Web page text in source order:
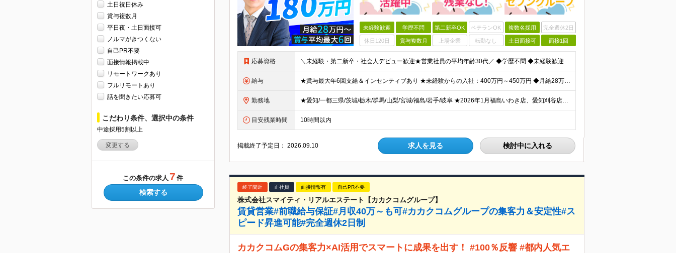
土日祝日休み
賞与複数月
平日夜・土日面接可
ノルマがきつくない
自己PR不要
面接情報掲載中
リモートワークあり
フルリモートあり
話を聞きたい応募可
こだわり条件、選択中の条件
中途採用5割以上
変更する
この条件の求人 7 件
検索する
未経験歓迎 学歴不問 第二新卒OK ベテランOK 複数名採用 完全週休2日
休日120日 賞与複数月 上場企業 転勤なし 土日面接可 面接1回
応募資格 ＼未経験・第二新卒・社会人デビュー歓迎★営業社員の平均年齢30代／ ◆学歴不問 ◆未経験歓迎 ◆普通自動車免許(AT限定可) ◆39歳までの方（若年層の長期キャリア形成を図るため） ★接客経験がない
給与 ★賞与最大年6回支給＆インセンティブあり ★未経験からの入社：400万円～450万円 ◆月給28万円以上～65万円インセンティブ＋各種手当 ※経験・スキルなどを考慮のうえ、決定いたします。 ※試用期
勤務地 ★愛知/一都三県/茨城/栃木/群馬/山梨/宮城/福島/岩手/岐阜 ★2026年1月福島いわき店、愛知刈谷店がオープン ◆愛知県 刈谷店／愛知県刈谷市中手町6-510 豊橋店／愛知県豊橋市新栄町大溝2
目安残業時間 10時間以内
掲載終了予定日：2026.09.10 求人を見る 検討中に入れる
終了間近 正社員 面接情報有 自己PR不要
株式会社スマイティ・リアルエステート【カカクコムグループ】
賃貸営業#前職給与保証#月収40万～も可#カカクコムグループの集客力＆安定性#ス
ピード昇進可能#完全週休2日制
カカクコムGの集客力×AI活用でスマートに成果を出す！ #100％反響 #都内人気エ